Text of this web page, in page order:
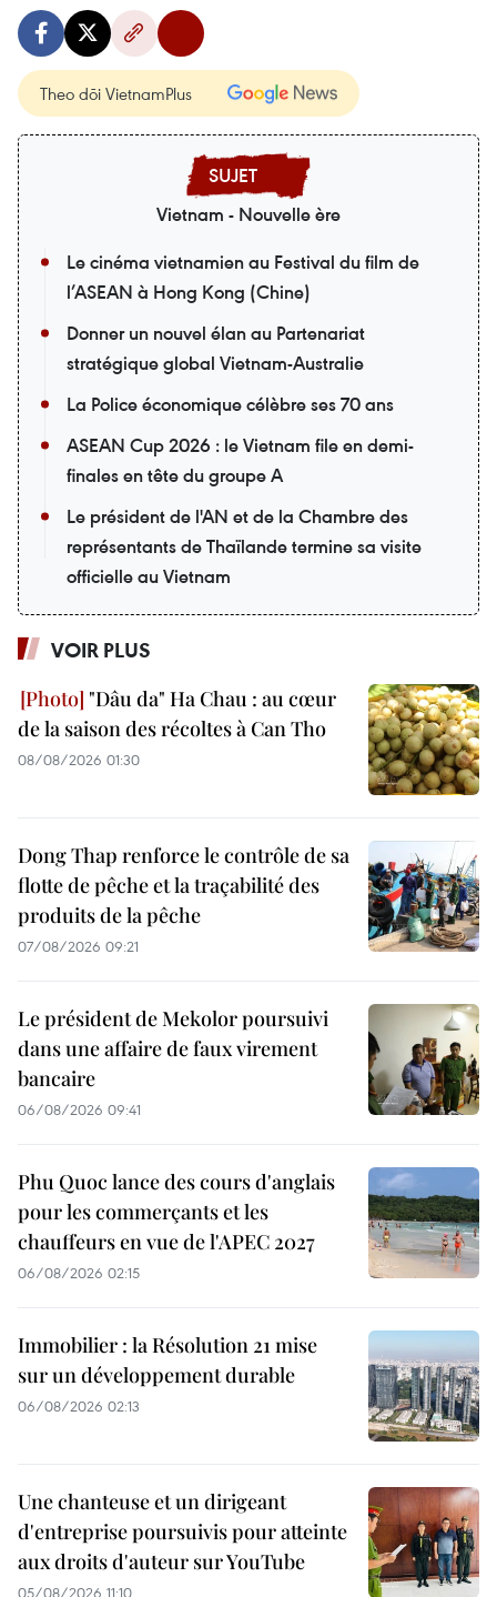
Theo dõi VietnamPlus
Vietnam - Nouvelle ère
Le cinéma vietnamien au Festival du film de
l’ASEAN à Hong Kong (Chine)
Donner un nouvel élan au Partenariat
stratégique global Vietnam-Australie
La Police économique célèbre ses 70 ans
ASEAN Cup 2026 : le Vietnam file en demi-
finales en tête du groupe A
Le président de l'AN et de la Chambre des
représentants de Thaïlande termine sa visite
officielle au Vietnam
VOIR PLUS
"Dâu da" Ha Chau : au cœur
de la saison des récoltes à Can Tho
08/08/2026 01:30
Dong Thap renforce le contrôle de sa
flotte de pêche et la traçabilité des
produits de la pêche
07/08/2026 09:21
Le président de Mekolor poursuivi
dans une affaire de faux virement
bancaire
06/08/2026 09:41
Phu Quoc lance des cours d'anglais
pour les commerçants et les
chauffeurs en vue de l'APEC 2027
06/08/2026 02:15
Immobilier : la Résolution 21 mise
sur un développement durable
06/08/2026 02:13
Une chanteuse et un dirigeant
d'entreprise poursuivis pour atteinte
aux droits d'auteur sur YouTube
05/08/2026 11:10